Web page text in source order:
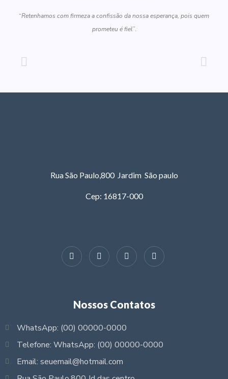
“Retenhamos com firmeza a confissão da nossa esperança, pois quem
prometeu é fiel”.
Rua São Paulo,800 Jardim São paulo
Cep: 16817-000
Nossos Contatos
WhatsApp: (00) 00000-0000
Telefone: WhatsApp: (00) 00000-0000
Email: seuemail@hotmail.com